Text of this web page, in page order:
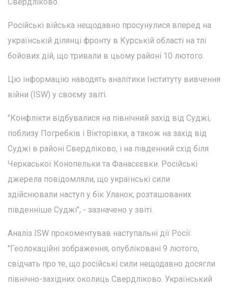
Свердліково.
Російські війська нещодавно просунулися вперед на
українській ділянці фронту в Курській області на тлі
бойових дій, що тривали в цьому районі 10 лютого.
Цю інформацію наводять аналітики Інституту вивчення
війни (ISW) у своєму звіті.
"Конфлікти відбувалися на північний захід від Суджі,
поблизу Погребків і Вікторівки, а також на захід від
Суджі в районі Свердліково, і на південний схід біля
Черкаської Конопельки та Фанасєєвки. Російські
джерела повідомляли, що українські сили
здійснювали наступ у бік Уланок, розташованих
південніше Суджі", - зазначено у звіті.
Аналіз ISW прокоментував наступальні дії Росії:
"Геолокаційні зображення, опубліковані 9 лютого,
свідчать про те, що російські сили нещодавно досягли
північно-західних околиць Свердліково. Український